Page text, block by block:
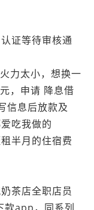
证等待审核通
力太小，想换一
，申请 降息借
信息后放款及
吃我做的
半月的住宿费
茶店全职店员